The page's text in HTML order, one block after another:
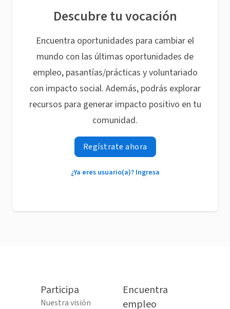
Descubre tu vocación
Encuentra oportunidades para cambiar el
mundo con las últimas oportunidades de
empleo, pasantías/prácticas y voluntariado
con impacto social. Además, podrás explorar
recursos para generar impacto positivo en tu
comunidad.
Regístrate ahora
¿Ya eres usuario(a)? Ingresa
Participa
Nuestra visión
Encuentra
empleo